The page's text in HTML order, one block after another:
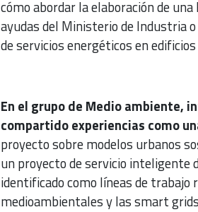
cómo abordar la elaboración de
ayudas del Ministerio de Industria
de servicios energéticos en
En el grupo de Medio ambiente,
compartido experiencias como
proyecto sobre modelos urbanos
un proyecto de servicio inteligente
identificado como líneas de
medioambientales y las smart